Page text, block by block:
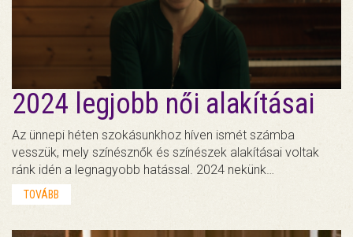
2024 legjobb női alakításai
Az ünnepi héten szokásunkhoz híven ismét számba
vesszük, mely színésznők és színészek alakításai voltak
ránk idén a legnagyobb hatással. 2024 nekünk…
TOVÁBB